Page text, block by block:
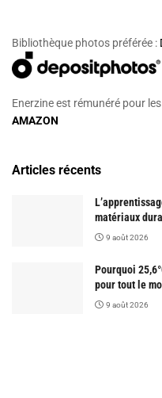
Bibliothèque photos préférée :
Enerzine est rémunéré pour
AMAZON
Articles récents
matériaux
9 août 2026
Pourquoi
pour tout le
9 août 2026